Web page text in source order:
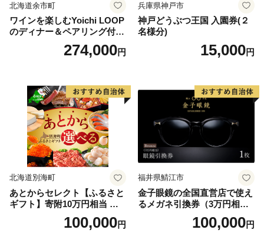
北海道余市町
ワインを楽しむYoichi LOOP
のディナー＆ペアリング付宿
泊プラン＜デラックスツイン
274,000円
兵庫県神戸市
神戸どうぶつ王国 入園券(２
名様分)
15,000円
北海道別海町
あとからセレクト【ふるさと
ギフト】寄附10万円相当 あ
とから選べる！ ギフト いく
ら ほたて 海鮮 牛肉 別海町
100,000円
福井県鯖江市
金子眼鏡の全国直営店で使え
るメガネ引換券（3万円相
100,000円